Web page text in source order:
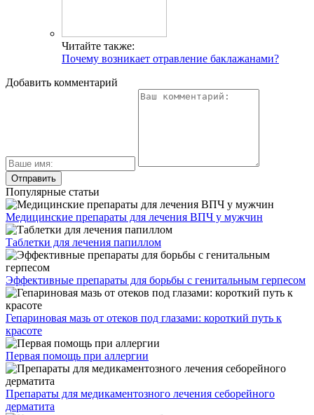
Читайте также:
Почему возникает отравление баклажанами?
Добавить комментарий
Популярные статьи
Медицинские препараты для лечения ВПЧ у мужчин
Таблетки для лечения папиллом
Эффективные препараты для борьбы с генитальным герпесом
Гепариновая мазь от отеков под глазами: короткий путь к
красоте
Первая помощь при аллергии
Препараты для медикаментозного лечения себорейного
дерматита